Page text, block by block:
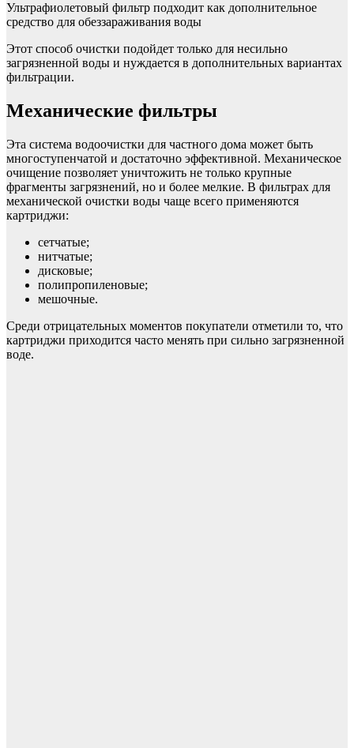
Ультрафиолетовый фильтр подходит как дополнительное
средство для обеззараживания воды
Этот способ очистки подойдет только для несильно
загрязненной воды и нуждается в дополнительных вариантах
фильтрации.
Механические фильтры
Эта система водоочистки для частного дома может быть
многоступенчатой и достаточно эффективной. Механическое
очищение позволяет уничтожить не только крупные
фрагменты загрязнений, но и более мелкие. В фильтрах для
механической очистки воды чаще всего применяются
картриджи:
сетчатые;
нитчатые;
дисковые;
полипропиленовые;
мешочные.
Среди отрицательных моментов покупатели отметили то, что
картриджи приходится часто менять при сильно загрязненной
воде.